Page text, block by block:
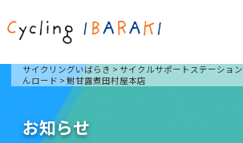
サイクリングいばらき > サイクルサポートステーション
んロード > 鮒甘露煮田村屋本店
お知らせ